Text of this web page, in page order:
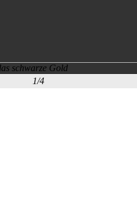
schwarze Gold
1/4